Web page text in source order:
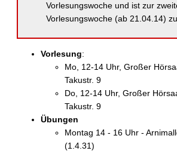
Vorlesungswoche und ist zur
Vorlesungswoche (ab 21.04.14)
Vorlesung:
Mo, 12-14 Uhr, Großer
Takustr. 9
Do, 12-14 Uhr, Großer
Takustr. 9
Übungen
Montag 14 - 16 Uhr -
(1.4.31)